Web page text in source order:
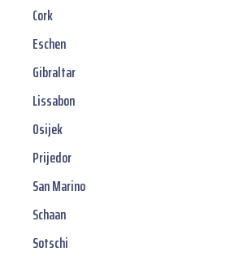
Cork
Eschen
Gibraltar
Lissabon
Osijek
Prijedor
San Marino
Schaan
Sotschi